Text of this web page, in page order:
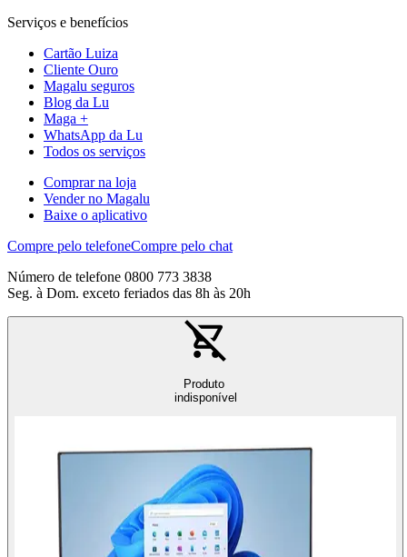
Serviços e benefícios
Cartão Luiza
Cliente Ouro
Magalu seguros
Blog da Lu
Maga +
WhatsApp da Lu
Todos os serviços
Comprar na loja
Vender no Magalu
Baixe o aplicativo
Compre pelo telefoneCompre pelo chat
Número de telefone 0800 773 3838
Seg. à Dom. exceto feriados das 8h às 20h
Produto
indisponível